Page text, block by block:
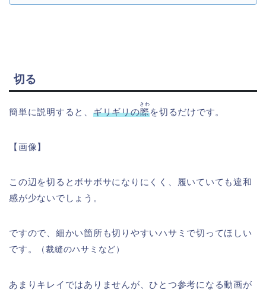
切る
簡単に説明すると、 ギリギリの際
きわ
を切るだけです。
【画像】
この辺を切るとボサボサになりにくく、履いていても違和
感が少ないでしょう。
ですので、細かい箇所も切りやすいハサミで切ってほしい
です。
（裁縫のハサミなど）
あまりキレイではありませんが、ひとつ参考になる動画が